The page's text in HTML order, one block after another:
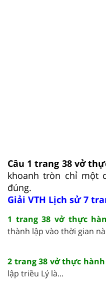
Câu 1 trang 38 vở
khoanh tròn chỉ một
đúng.
Giải VTH Lịch sử 7
1 trang 38 vở thực
thành lập vào thời gian
2 trang 38 vở thực
lập triều Lý là...